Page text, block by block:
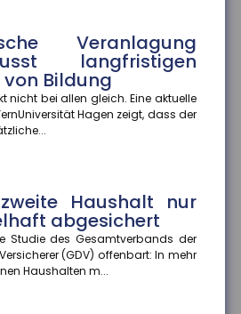
Veranlagung
langfristigen
von Bildung
nicht bei allen gleich. Eine aktuelle
Hagen zeigt, dass der
Haushalt nur
abgesichert
Studie des Gesamtverbands der
(GDV) offenbart: In mehr
Haushalten m...
können
Klima-Splitgeräten
hat entschieden, dass
den Einbau eines Klima-S...
zu
nehmen in Europa zu. Eine